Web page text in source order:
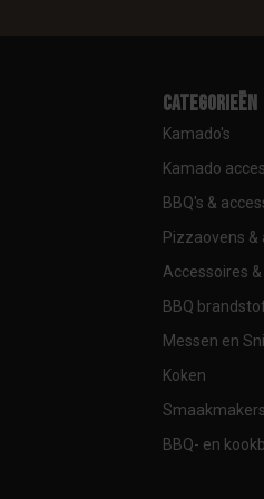
Categorieën
Kamado's
Kamado
BBQ's &
Pizzaovens &
Accessoires
BBQ
Messen en
Koken
Smaakmakers
BBQ- en